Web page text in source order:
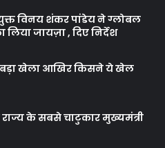
विनय शंकर पांडेय ने ग्लोबल
लिया जायज़ा , दिए निर्देश
मे बड़ा खेला आखिर किसने ये खेल
के सबसे चाटुकार मुख्यमंत्री